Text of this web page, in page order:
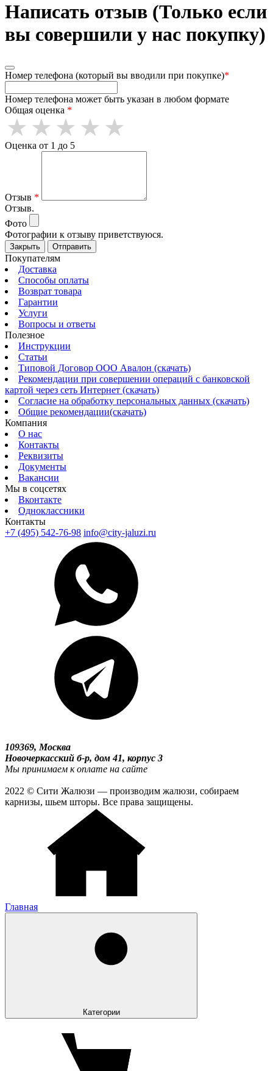
Написать отзыв (Только если
вы совершили у нас покупку)
Номер телефона (который вы вводили при покупке)*
Номер телефона может быть указан в любом формате
Общая оценка *
Оценка от 1 до 5
Отзыв *
Отзыв.
Фото
Фотографии к отзыву приветствуюся.
Закрыть Отправить
Покупателям
Доставка
Способы оплаты
Возврат товара
Гарантии
Услуги
Вопросы и ответы
Полезное
Инструкции
Статьи
Типовой Договор ООО Авалон (скачать)
Рекомендации при совершении операций с банковской
картой через сеть Интернет (скачать)
Согласие на обработку персональных данных (скачать)
Общие рекомендации(скачать)
Компания
О нас
Контакты
Реквизиты
Документы
Вакансии
Мы в соцсетях
Вконтакте
Одноклассники
Контакты
+7 (495) 542-76-98 info@city-jaluzi.ru
109369, Москва
Новочеркасский б-р, дом 41, корпус 3
Мы принимаем к оплате на сайте
2022 © Сити Жалюзи — производим жалюзи, собираем
карнизы, шьем шторы. Все права защищены.
Главная
Категории